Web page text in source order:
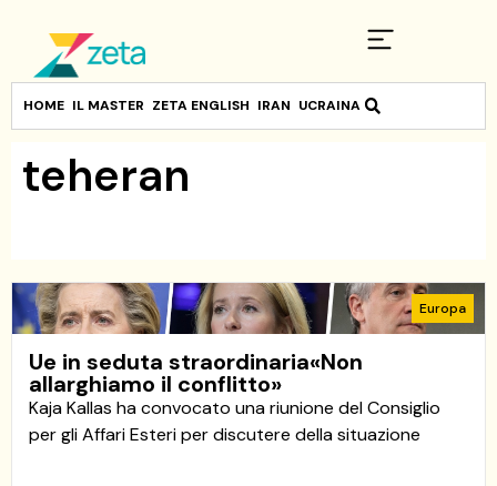
HOME IL MASTER ZETA ENGLISH IRAN UCRAINA
teheran
Europa
Ue in seduta straordinaria«Non
allarghiamo il conflitto»
Kaja Kallas ha convocato una riunione del Consiglio
per gli Affari Esteri per discutere della situazione